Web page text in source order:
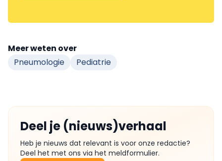
Meer weten over
Pneumologie
Pediatrie
Deel je (nieuws)verhaal
Heb je nieuws dat relevant is voor onze redactie?
Deel het met ons via het meldformulier.